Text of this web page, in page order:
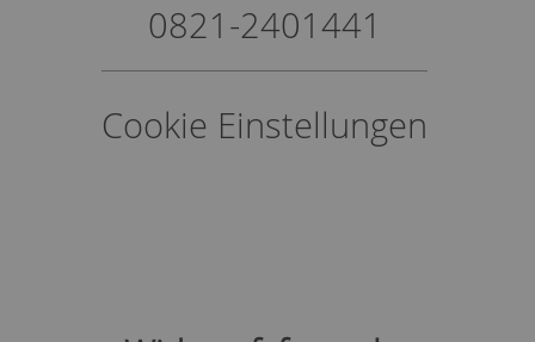
0821-2401441
Cookie Einstellungen